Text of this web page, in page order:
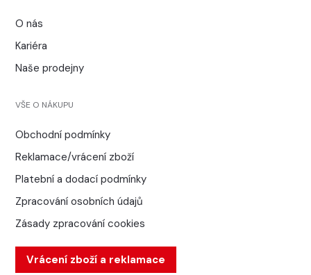
O nás
Kariéra
Naše prodejny
VŠE O NÁKUPU
Obchodní podmínky
Reklamace/vrácení zboží
Platební a dodací podmínky
Zpracování osobních údajů
Zásady zpracování cookies
Vrácení zboží a reklamace